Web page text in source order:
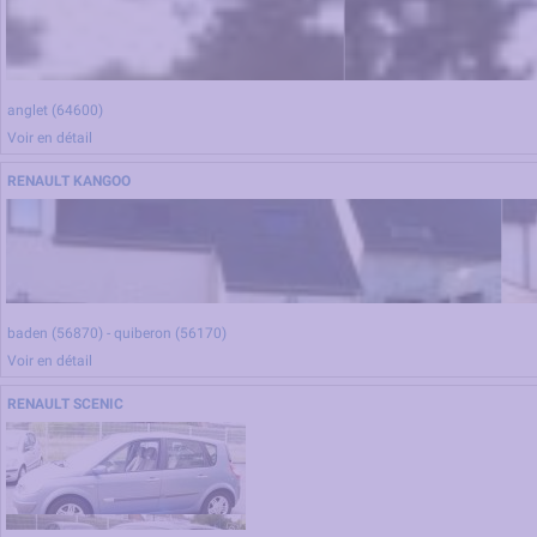
anglet (64600)
1h en centre ville - 15h en zone d'habitations
Voir en détail
RENAULT KANGOO
baden (56870) - quiberon (56170)
12h en centre ville - 8h en zone d'activites
Voir en détail
RENAULT SCENIC